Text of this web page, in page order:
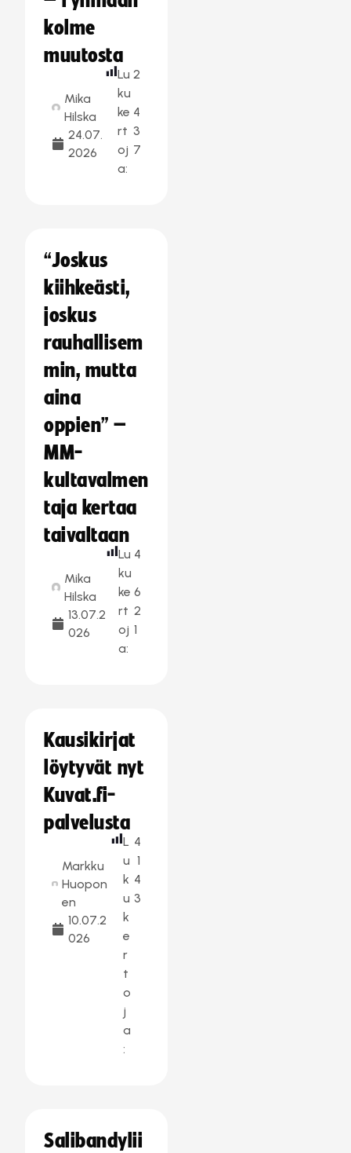
kolme
muutosta
Mika
Hilska
24.07.
2026
Lu
ku
ke
rt
oj
a:
2
4
3
7
“Joskus
kiihkeästi,
joskus
rauhallisem
min, mutta
aina
oppien” –
MM-
kultavalmen
taja kertaa
taivaltaan
Mika
Hilska
13.07.2
026
Lu
ku
ke
rt
oj
a:
4
6
2
1
Kausikirjat
löytyvät nyt
Kuvat.fi-
palvelusta
Markku
Huopon
en
10.07.2
026
L
u
k
u
k
e
r
t
o
j
a
:
4
1
4
3
Salibandylii